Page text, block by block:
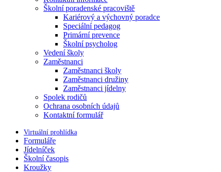
Školní poradenské pracoviště
Kariérový a výchovný poradce
Speciální pedagog
Primární prevence
Školní psycholog
Vedení školy
Zaměstnanci
Zaměstnanci školy
Zaměstnanci družiny
Zaměstnanci jídelny
Spolek rodičů
Ochrana osobních údajů
Kontaktní formulář
Virtuální prohlídka
Formuláře
Jídelníček
Školní časopis
Kroužky